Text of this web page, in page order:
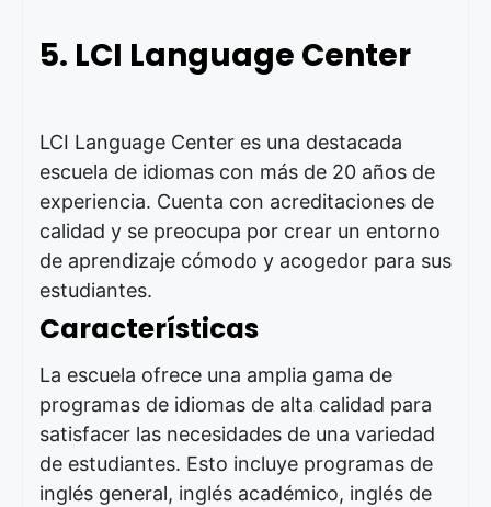
5. LCI Language Center
LCI Language Center es una destacada
escuela de idiomas con más de 20 años de
experiencia. Cuenta con acreditaciones de
calidad y se preocupa por crear un entorno
de aprendizaje cómodo y acogedor para sus
estudiantes.
Características
La escuela ofrece una amplia gama de
programas de idiomas de alta calidad para
satisfacer las necesidades de una variedad
de estudiantes. Esto incluye programas de
inglés general, inglés académico, inglés de